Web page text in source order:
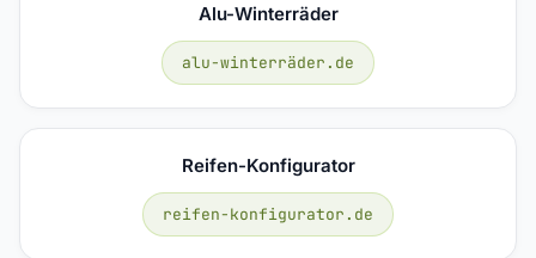
Alu-Winterräder
alu-winterräder.de
Reifen-Konfigurator
reifen-konfigurator.de